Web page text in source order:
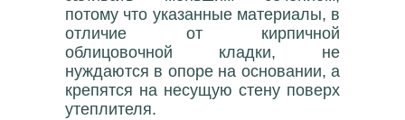
потому что указанные материалы, в
отличие от кирпичной
облицовочной кладки, не
нуждаются в опоре на основании, а
крепятся на несущую стену поверх
утеплителя.